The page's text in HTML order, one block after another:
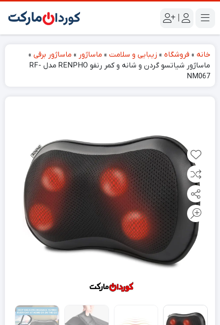
|
خانه » فروشگاه » زیبایی و سلامت » ماساژور » ماساژور برقی »
ماساژور شیاتسو گردن و شانە و کمر رنفو RENPHO مدل RF-
NM067